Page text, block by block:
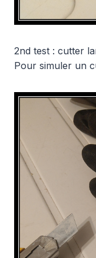
2nd test : cutter
Pour simuler un